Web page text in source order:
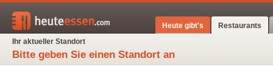
Restaurants
Heute gibt's
Ihr aktueller Standort
Bitte geben Sie einen Standort an